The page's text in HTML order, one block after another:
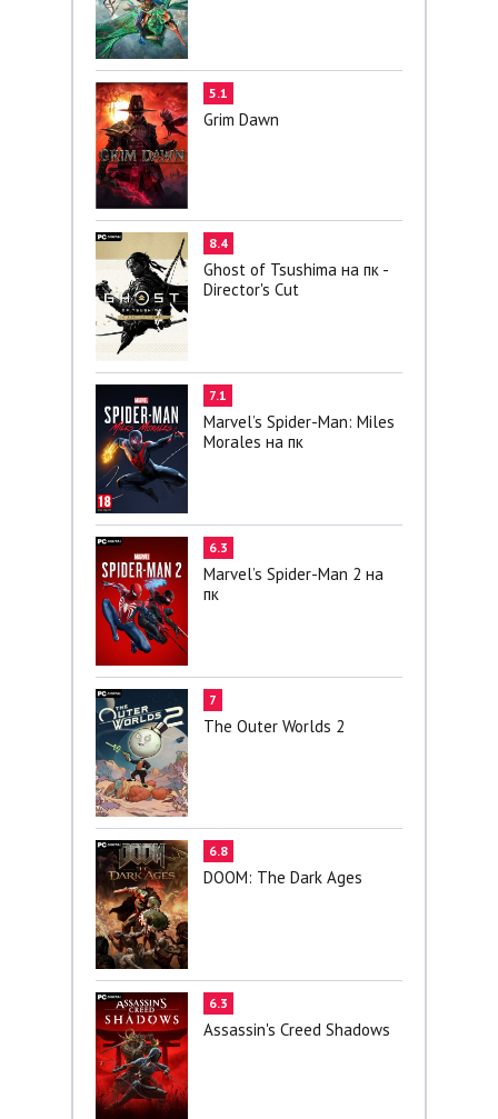
5.1
Grim Dawn
8.4
Ghost of Tsushima на пк -
Director's Cut
7.1
Marvel’s Spider-Man: Miles
Morales на пк
6.3
Marvel’s Spider-Man 2 на
пк
7
The Outer Worlds 2
6.8
DOOM: The Dark Ages
6.3
Assassin's Creed Shadows